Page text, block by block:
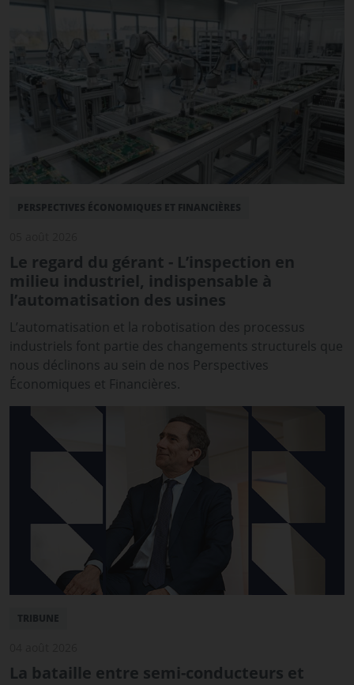
PERSPECTIVES ÉCONOMIQUES ET FINANCIÈRES
Le regard du gérant - L’inspection en
milieu industriel, indispensable à
l’automatisation des usines
L’automatisation et la robotisation des processus
industriels font partie des changements structurels que
nous déclinons au sein de nos Perspectives
Économiques et Financières.
TRIBUNE
La bataille entre semi-conducteurs et